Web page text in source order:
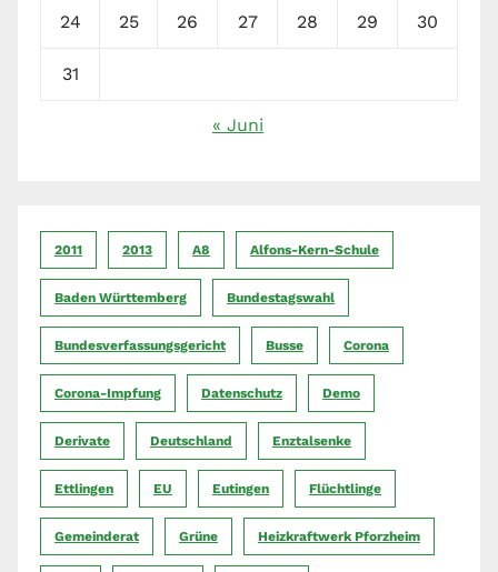
24 25 26 27 28 29 30
31
« Juni
2011 2013 A8 Alfons-Kern-Schule
Baden Württemberg Bundestagswahl
Bundesverfassungsgericht Busse Corona
Corona-Impfung Datenschutz Demo
Derivate Deutschland Enztalsenke
Ettlingen EU Eutingen Flüchtlinge
Gemeinderat Grüne Heizkraftwerk Pforzheim